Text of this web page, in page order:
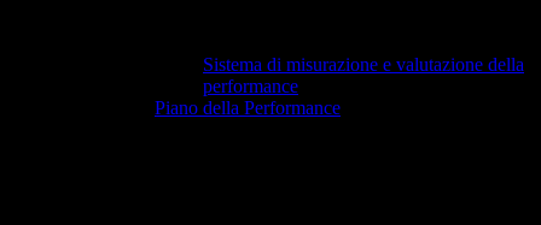
Sistema di misurazione e valutazione della
performance
Piano della Performance